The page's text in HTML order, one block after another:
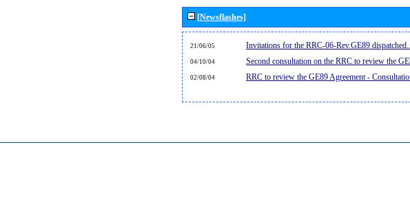
[Newsflashes]
21/06/05 Invitations for the RRC-06-Rev.GE89 dispatched...
04/10/04 Second consultation on the RRC to review the
02/08/04 RRC to review the GE89 Agreement -